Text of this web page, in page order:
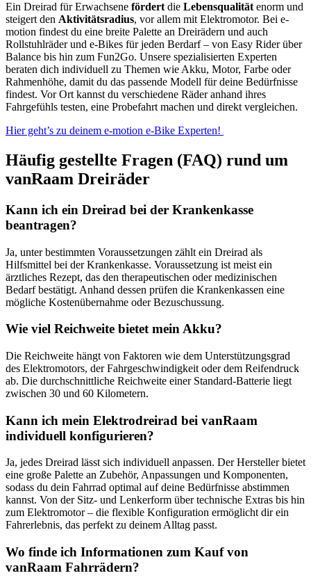
Ein Dreirad für Erwachsene fördert die Lebensqualität enorm und
steigert den Aktivitätsradius, vor allem mit Elektromotor. Bei e-
motion findest du eine breite Palette an Dreirädern und auch
Rollstuhlräder und e-Bikes für jeden Berdarf – von Easy Rider über
Balance bis hin zum Fun2Go. Unsere spezialisierten Experten
beraten dich individuell zu Themen wie Akku, Motor, Farbe oder
Rahmenhöhe, damit du das passende Modell für deine Bedürfnisse
findest. Vor Ort kannst du verschiedene Räder anhand ihres
Fahrgefühls testen, eine Probefahrt machen und direkt vergleichen.
Hier geht’s zu deinem e-motion e-Bike Experten!
Häufig gestellte Fragen (FAQ) rund um
vanRaam Dreiräder
Kann ich ein Dreirad bei der Krankenkasse
beantragen?
Ja, unter bestimmten Voraussetzungen zählt ein Dreirad als
Hilfsmittel bei der Krankenkasse. Voraussetzung ist meist ein
ärztliches Rezept, das den therapeutischen oder medizinischen
Bedarf bestätigt. Anhand dessen prüfen die Krankenkassen eine
mögliche Kostenübernahme oder Bezuschussung.
Wie viel Reichweite bietet mein Akku?
Die Reichweite hängt von Faktoren wie dem Unterstützungsgrad
des Elektromotors, der Fahrgeschwindigkeit oder dem Reifendruck
ab. Die durchschnittliche Reichweite einer Standard-Batterie liegt
zwischen 30 und 60 Kilometern.
Kann ich mein Elektrodreirad bei vanRaam
individuell konfigurieren?
Ja, jedes Dreirad lässt sich individuell anpassen. Der Hersteller bietet
eine große Palette an Zubehör, Anpassungen und Komponenten,
sodass du dein Fahrrad optimal auf deine Bedürfnisse abstimmen
kannst. Von der Sitz- und Lenkerform über technische Extras bis hin
zum Elektromotor – die flexible Konfiguration ermöglicht dir ein
Fahrerlebnis, das perfekt zu deinem Alltag passt.
Wo finde ich Informationen zum Kauf von
vanRaam Fahrrädern?